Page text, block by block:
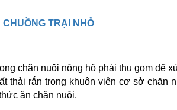
TRẠI NHỎ
chăn nuôi nông hộ phải thu gom để
thải rắn trong khuôn viên cơ sở chăn
ăn chăn nuôi.